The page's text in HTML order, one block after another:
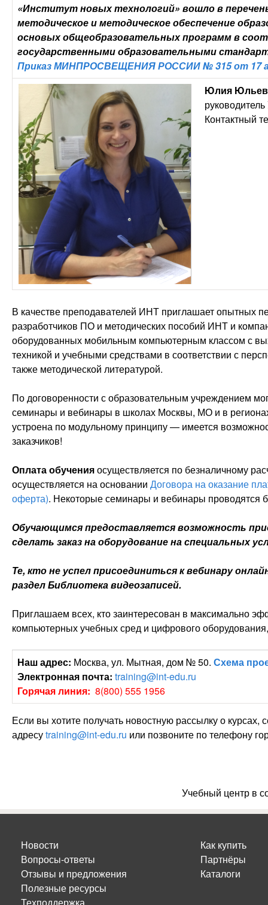
«Институт новых технологий» вошло в
методическое и методическое обеспечение
основых общеобразовательных программ в
государственными образовательными
Приказ МИНПРОСВЕЩЕНИЯ РОССИИ № 315 от 17
Юлия
Контактный
В качестве преподавателей ИНТ приглашает
разработчиков ПО и методических пособий ИНТ и
оборудованных мобильным компьютерным классом с
техникой и учебными средствами в соответствии с
также методической литературой.
По договоренности с образовательным учреждением
семинары и вебинары в школах Москвы, МО и в
устроена по модульному принципу — имеется
заказчиков!
Оплата обученияосуществляется по безналичному
осуществляется на основании Договора на оказание
оферта). Некоторые семинары и вебинары проводятся
Обучающимся предоставляется возможность
сделать заказ на оборудование на специальных
Те, кто не успел присоединиться к вебинару
раздел Библиотека видеозаписей.
Приглашаем всех, кто заинтересован в максимально
компьютерных учебных сред и цифрового
Наш адрес: Москва, ул. Мытная, дом № 50. Схема
Электронная почта: training@int-edu.ru
Горячая линия: 8(800) 555 1956
Если вы хотите получать новостную рассылку о
адресуtraining@int-edu.ru или позвоните по телефону
Учебный центр в
Новости
Вопросы-ответы
Отзывы и предложения
Полезные ресурсы
Как купить
Партнёры
Каталоги